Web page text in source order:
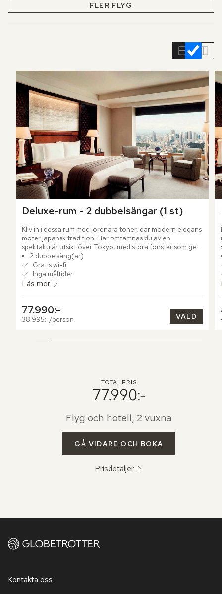
FLER FLYG
Deluxe-rum - 2 dubbelsängar (1 st)
Kliv in i dessa rum med jordnära toner, där modern elegans
möter japansk tradition. Här omfamnas du av en
spektakulär utsikt över Tokyo, med stora fönster som ger
rummet ett luftigt och öppet intryck.
2 dubbelsäng(ar)
Gratis wi-fi
Inga måltider
Läs mer
77.990:-
38.995:-/person VALD
TOTALPRIS
77.990:-
Flyg och hotell, 2 vuxna
GÅ VIDARE OCH BOKA
Prisdetaljer
Kontakta oss